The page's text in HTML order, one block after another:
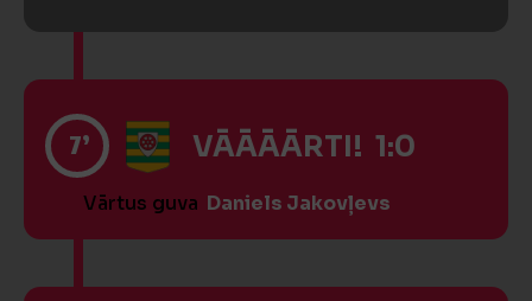
7’ VĀĀĀĀRTI! 1:0
Vārtus guva Daniels Jakovļevs